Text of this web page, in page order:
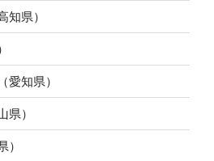
知県）
愛知県）
県）
）